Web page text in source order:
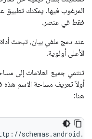
المرغوب فيها. يمكنك تطبيق
فقط في عنصر.
عند دمج ملفي بيان، تبحث
الأعلى أولوية.
تنتمي جميع العلامات إلى
أولاً تعريف مساحة الاسم
هنا: